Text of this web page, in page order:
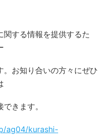
する情報を提供するた
。お知り合いの方々にぜひ
きます。
ag04/kurashi-